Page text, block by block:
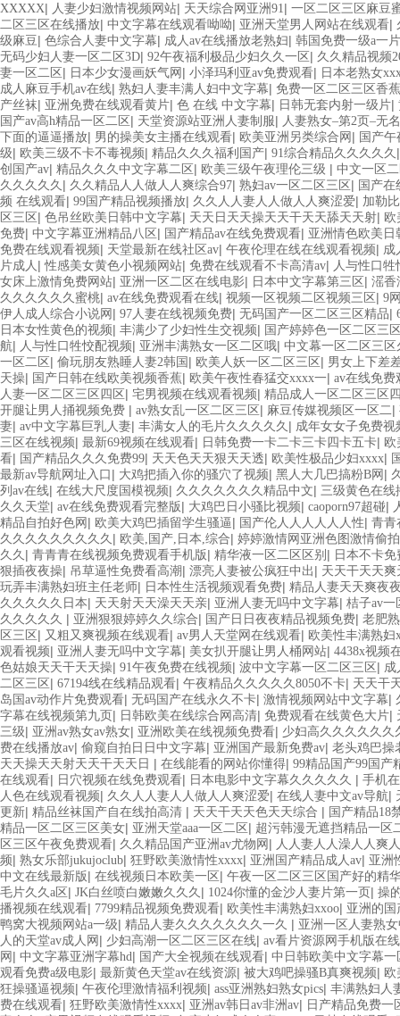
XXXXX| 人妻少妇激情视频网站| 天天综合网亚洲91| 一区二区三区麻豆
二区三区在线播放| 中文字幕在线观看呦呦| 亚洲天堂男人网站在线观看|
级麻豆| 色综合人妻中文字幕| 成人av在线播放老熟妇| 韩国免费一级a一
无码少妇人妻一区二区3D| 92午夜福利极品少妇久久一区 | 久久精品视频
妻一区二区 | 日本少女漫画妖气网 | 小泽玛利亚av免费观看| 日本老熟女
成人麻豆手机av在线| 熟妇人妻丰满人妇中文字幕| 免费一区二区三区香蕉
产丝袜| 亚洲免费在线观看黄片| 色 在线 中文字幕| 日韩无套内射一级片|
国产av高h精品一区二区 | 天堂资源站亚洲人妻制服| 人妻熟女–第2页–无
下面的逼逼播放| 男的操美女主播在线观看| 欧美亚洲另类综合网 | 国产
级| 欧美三级不卡不毒视频| 精品久久久福利国产| 91综合精品久久久久久
创国产av| 精品久久久中文字幕二区 | 欧美三级午夜理伦三级 | 中文一区
久久久久久 | 久久精品人人做人人爽综合97| 熟妇av一区二区三区 | 国产在
频 在线观看| 99国产精品视频播放| 久久人人妻人人做人人爽涩爱| 加勒
区三区 | 色吊丝欧美日韩中文字幕| 天天日天天操天天干天天舔天天射|
免费| 中文字幕亚洲精品八区 | 国产精品av在线免费观看| 亚洲情色欧美日
免费在线观看视频| 天堂最新在线社区av| 午夜伦理在线在线观看视频| 成
片成人 |性感美女黄色小视频网站| 免费在线观看不卡高清av| 人与性口牲
女床上激情免费网站| 亚洲一区二区在线电影| 日本中文字幕第三区 | 滛香
久久久久久久蜜桃| av在线免费观看在线| 视频一区视频二区视频三区 | 9
伊人成人综合小说网 | 97人妻在线视频免费| 无码国产一区二区三区精品|
日本女性黄色的视频| 丰满少了少妇性生交视频| 国产婷婷色一区二区三
航| 人与性口牲恔配视频| 亚洲丰满熟女一区二区哦| 中文幕一区二区三区
一区二区 | 偷玩朋友熟睡人妻2韩国 | 欧美人妖一区二区三区 | 男女上下差
天操| 国产日韩在线欧美视频香蕉| 欧美午夜性春猛交xxxx一| av在线免费
人妻一区二区三区四区 | 宅男视频在线观看视频| 精品成人一区二区三区
开腿让男人捅视频免费 | av熟女乱一区二区三区 | 麻豆传媒视频区一区二|
妻| av中文字幕巨乳人妻| 丰满女人的毛片久久久久久 | 成年女女子免费视
三区在线视频| 最新69视频在线观看| 日韩免费一卡二卡三卡四卡五卡|
看| 国产精品久久久免费99| 天天色天天狠天天透| 欧美性极品少妇xxxx|
最新av导航网址入口 | 大鸡把插入你的骚穴了视频| 黑人大几巴搞粉B网 |
列av在线| 在线大尺度国模视频| 久久久久久久久精品中文| 三级黄色在线
久久天堂| av在线免费观看完整版 | 大鸡巴日小骚比视频| caoporn97超碰|
精品自拍好色网 | 欧美大鸡巴插留学生骚逼 | 国产伦人人人人人人性| 青青
久久久久久久久久久 | 欧美,国产,日本,综合| 婷婷激情网亚洲色图激情偷拍
久久 | 青青青在线视频免费观看手机版 | 精华液一区二区区别 | 日本不卡
狠插夜夜操| 吊草逼性免费看高潮| 漂亮人妻被公疯狂中出 | 天天干天天爽
玩弄丰满熟妇班主任老师| 日本性生活视频观看免费| 精品人妻天天爽夜
久久久久久日本| 天天射天天澡天天亲| 亚洲人妻无吗中文字幕| 桔子av一
久久久久久 | 亚洲狠狠婷婷久久综合| 国产日日夜夜精品视频免费| 老肥
区三区 | 又粗又爽视频在线观看| av男人天堂网在线观看| 欧美性丰满熟妇
观看视频| 亚洲人妻无吗中文字幕| 美女扒开腿让男人桶网站| 4438x视频
色姑娘天天干天天操| 91午夜免费在线视频| 波中文字幕一区二区三区 | 成
二区三区 | 67194线在线精品观看| 午夜精品久久久久久8050不卡| 天天干
岛国av动作片免费观看| 无码国产在线永久不卡| 激情视频网站中文字幕|
字幕在线视频第九页 | 日韩欧美在线综合网高清| 免费观看在线黄色大片|
三级| 亚洲av熟女av熟女| 亚洲欧美在线视频免费看| 少妇高久久久久久久
费在线播放av| 偷窥自拍日日中文字幕| 亚洲国产最新免费av| 老头鸡巴操
天天操天天射天天干天天日 | 在线能看的网站你懂得| 99精品国产99国产
在线观看| 日穴视频在线免费观看| 日本电影中文字幕久久久久久 | 手机
人色在线观看视频| 久久人人妻人人做人人爽涩爱| 在线人妻中文av导航|
更新| 精品丝袜国产自在线拍高清 | 天天干天天色天天综合 | 国产精品18
精品一区二区三区美女| 亚洲天堂aaa一区二区 | 超污韩漫无遮挡精品一区
区三区午夜免费观看| 久久精品国产亚洲av尤物网 | 人人妻人人澡人人爽
频| 熟女乐部jukujoclub| 狂野欧美激情性xxxx| 亚洲国产精品成人av| 亚洲
中文在线最新版 | 在线视频日本欧美一区 | 午夜一区二区三区国产好的精
毛片久久a区 | JK白丝喷白嫩嫩久久久 | 1024你懂的金沙人妻片第一页 | 操
播视频在线观看| 7799精品视频免费观看| 欧美性丰满熟妇xxoo| 亚洲的国
鸭窝大视频网站a一级| 精品人妻久久久久久久久一久 | 亚洲一区人妻熟
人的天堂av成人网 | 少妇高潮一区二区三区在线| av看片资源网手机版在
网 | 中文字幕亚洲字幕hd| 国产大全视频在线观看| 中日韩欧美中文字幕一
观看免费a级电影| 最新黄色天堂av在线资源| 被大鸡吧操骚B真爽视频|
狂操骚逼视频| 午夜伦理激情福利视频| ass亚洲熟妇熟女pics| 丰满熟妇人
费在线观看| 狂野欧美激情性xxxx| 亚洲av韩日av非洲av| 日产精品免费一